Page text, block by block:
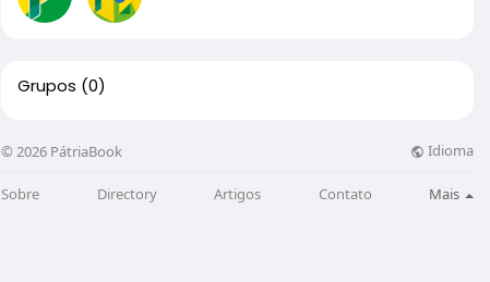
Grupos (0)
© 2026 PátriaBook Idioma
Sobre Directory Artigos Contato Mais